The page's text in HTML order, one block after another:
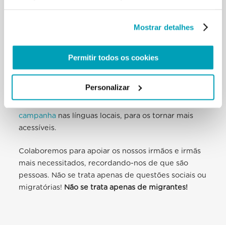
Mostrar detalhes
Permitir todos os cookies
Personalizar
não excluir ninguém”.
Todo o material colocadonesta páginapode ser
campanha nas línguas locais, para os tornar mais
acessíveis.
Colaboremos para apoiar os nossos irmãos e irmãs
mais necessitados, recordando-nos de que são
pessoas. Não se trata apenas de questões sociais ou
migratórias! Não se trata apenas de migrantes!